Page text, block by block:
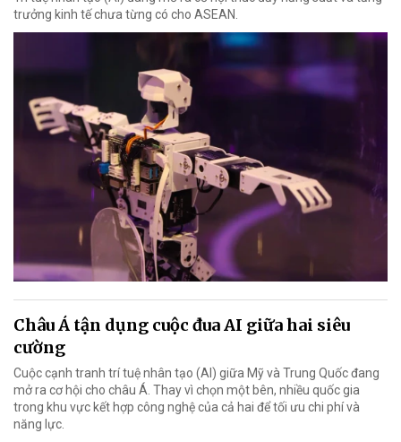
trưởng kinh tế chưa từng có cho ASEAN.
Châu Á tận dụng cuộc đua AI giữa hai siêu
cường
Cuộc cạnh tranh trí tuệ nhân tạo (AI) giữa Mỹ và Trung Quốc đang
mở ra cơ hội cho châu Á. Thay vì chọn một bên, nhiều quốc gia
trong khu vực kết hợp công nghệ của cả hai để tối ưu chi phí và
năng lực.